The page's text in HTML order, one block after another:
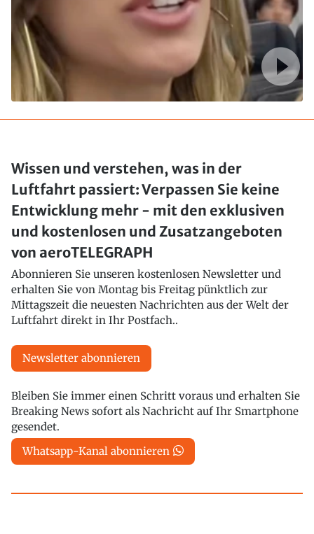
Wissen und verstehen, was in der
Luftfahrt passiert: Verpassen Sie keine
Entwicklung mehr - mit den exklusiven
und kostenlosen und Zusatzangeboten
von aeroTELEGRAPH
Abonnieren Sie unseren kostenlosen Newsletter und
erhalten Sie von Montag bis Freitag pünktlich zur
Mittagszeit die neuesten Nachrichten aus der Welt der
Luftfahrt direkt in Ihr Postfach..
Newsletter abonnieren
Bleiben Sie immer einen Schritt voraus und erhalten Sie
Breaking News sofort als Nachricht auf Ihr Smartphone
gesendet.
Whatsapp-Kanal abonnieren